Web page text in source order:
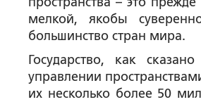
мелкой, якобы
большинство стран мира.
Государство, как
управлении
их несколько более 50